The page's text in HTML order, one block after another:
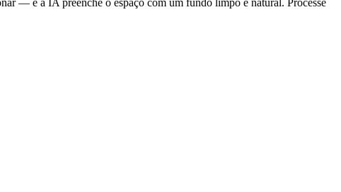
— e a IA preenche o espaço com um fundo limpo e natural. Processe